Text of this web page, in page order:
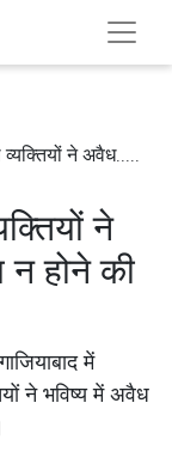
ने अवैध.....
ने
न होने की
में
ने भविष्य में अवैध